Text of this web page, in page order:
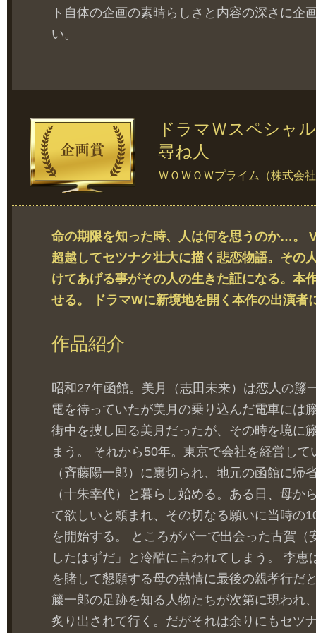
ト自体の企画の素晴らしさと内容の深さに企
い。
ドラマＷスペシャル
尋ね人
ＷＯＷＯＷプライム（株式会
命の期限を知った時、人は何を思うのか…。
超越してセツナク壮大に描く悲恋物語。その
けてあげる事がその人の生きた証になる。本
せる。 ドラマWに新境地を開く本作の出演者
作品紹介
昭和27年函館。美月（志田未来）は恋人の籐
電を待っていたが美月の乗り込んだ電車には
街中を捜し回る美月だったが、その時を境に
まう。 それから50年。東京で会社を経営し
（斉藤陽一郎）に裏切られ、地元の函館に帰
（十朱幸代）と暮らし始める。ある日、母か
て欲しいと頼まれ、その切なる願いに当時の
を開始する。 ところがバーで出会った古賀
したはずだ」と冷酷に言われてしまう。 李
を賭して懇願する母の熱情に最後の親孝行だ
籐一郎の足跡を知る人物たちが次第に現われ
炙り出されて行く。だがそれは余りにもセツ